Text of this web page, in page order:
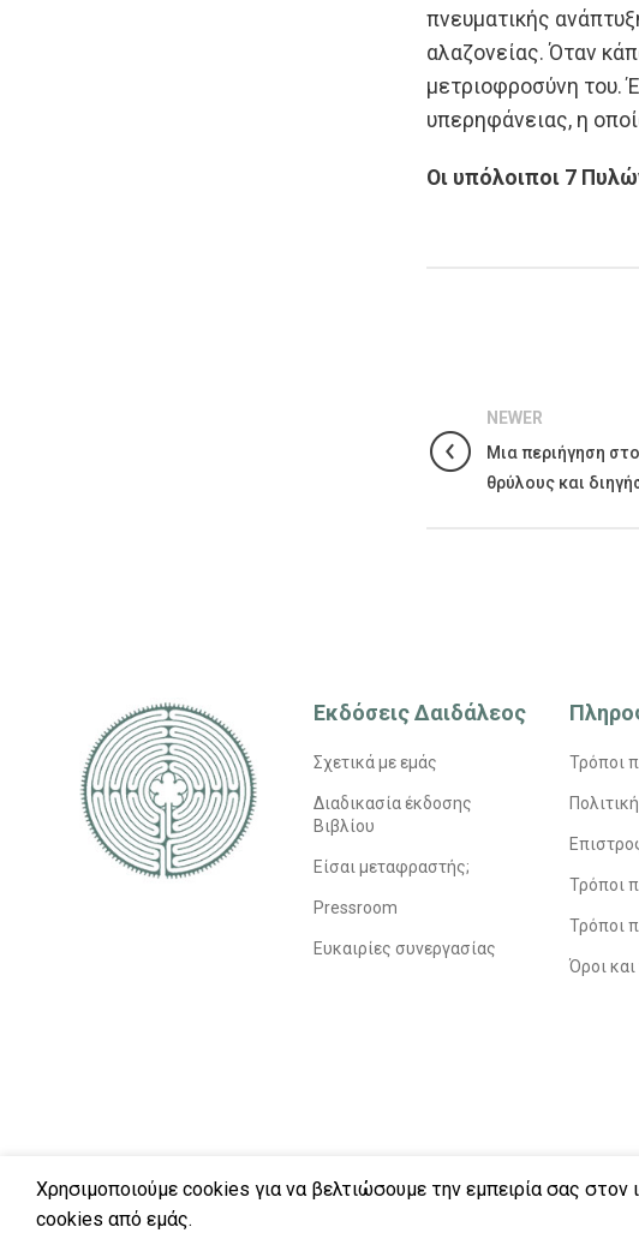
πνευματικής
αλαζονείας. Όταν
μετριοφροσύνη του.
υπερηφάνειας, η
Οι υπόλοιποι 7
NEWER
Μια περιήγηση
θρύλους και
Εκδόσεις Δαιδάλεος
Σχετικά με εμάς
Διαδικασία έκδοσης
Βιβλίου
Είσαι μεταφραστής;
Pressroom
Ευκαιρίες συνεργασίας
Τρόποι
Τρόποι
Τρόποι
Όροι
© 2026εκδόσεις δαιδάλεος
Χρησιμοποιούμε cookies για να βελτιώσουμε την εμπειρία σας
cookies από εμάς.